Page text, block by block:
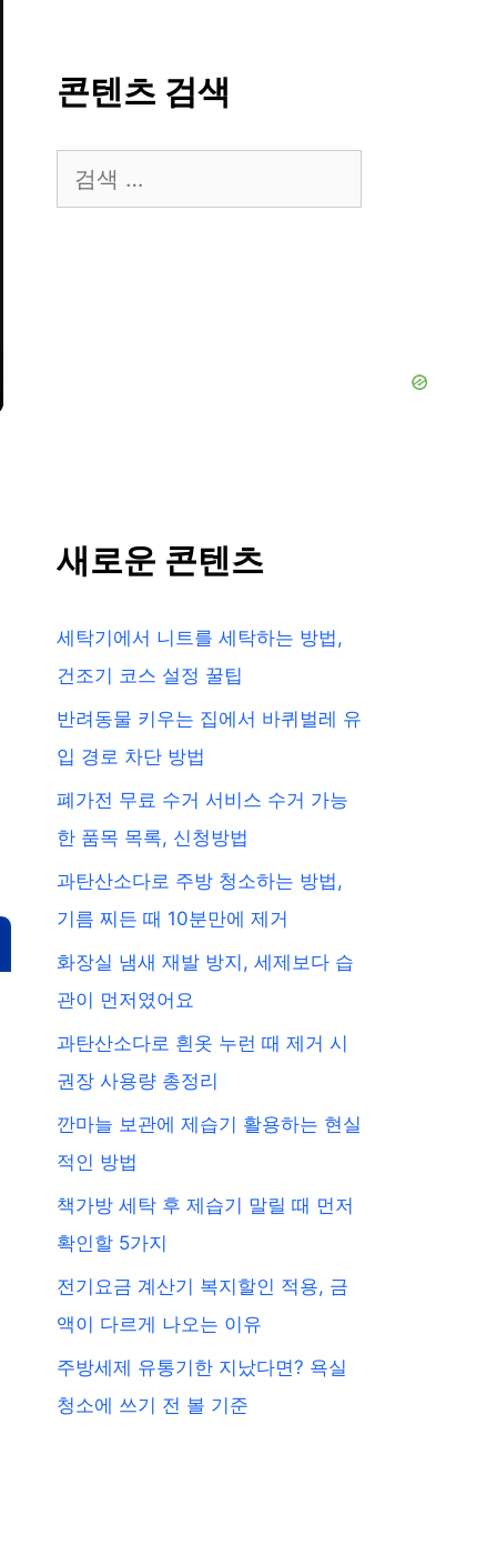
콘텐츠 검색
색:
새로운 콘텐츠
세탁기에서 니트를 세탁하는 방법,
건조기 코스 설정 꿀팁
반려동물 키우는 집에서 바퀴벌레 유
입 경로 차단 방법
폐가전 무료 수거 서비스 수거 가능
한 품목 목록, 신청방법
과탄산소다로 주방 청소하는 방법,
기름 찌든 때 10분만에 제거
화장실 냄새 재발 방지, 세제보다 습
관이 먼저였어요
과탄산소다로 흰옷 누런 때 제거 시
권장 사용량 총정리
깐마늘 보관에 제습기 활용하는 현실
적인 방법
책가방 세탁 후 제습기 말릴 때 먼저
확인할 5가지
전기요금 계산기 복지할인 적용, 금
액이 다르게 나오는 이유
주방세제 유통기한 지났다면? 욕실
청소에 쓰기 전 볼 기준